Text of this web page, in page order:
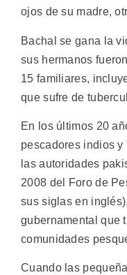
ojos de su madre,
Bachal se gana la
sus hermanos
15 familiares,
que sufre de
En los últimos 20
pescadores indios
las autoridades
2008 del Foro de
sus siglas en
gubernamental que
comunidades
Cuando las